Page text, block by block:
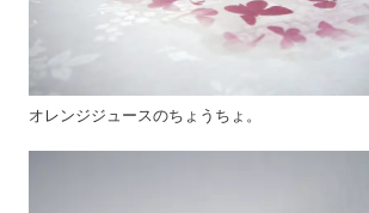
オレンジジュースのちょうちょ。